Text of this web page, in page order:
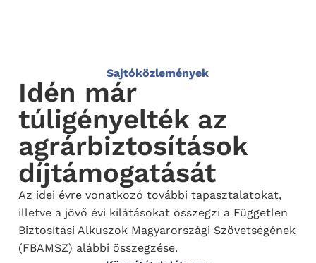
Sajtóközlemények
Idén már
túligényelték az
agrárbiztosítások
díjtámogatását
Az idei évre vonatkozó további tapasztalatokat,
illetve a jövő évi kilátásokat összegzi a Független
Biztosítási Alkuszok Magyarországi Szövetségének
(FBAMSZ) alábbi összegzése.